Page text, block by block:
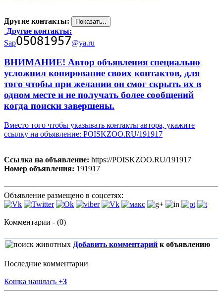
Другие контакты:
Другие контакты:
Sap
@ya.ru
ВНИМАНИЕ! Автор объявления специально
усложнил копирование своих контактов, для
того чтобы при желании он смог скрыть их в
одном месте и не получать более сообщений
когда поиски завершены.
Вместо того чтобы указывать контакты автора, укажите
ссылку на объявление: POISKZOO.RU/191917
Ссылка на объявление: https://POISKZOO.RU/191917
Номер объявления: 191917
Объявление размещено в соцсетях:
Комментарии - (0)
Добавить комментарий к объявлению
Последние комментарии
Кошка нашлась +3